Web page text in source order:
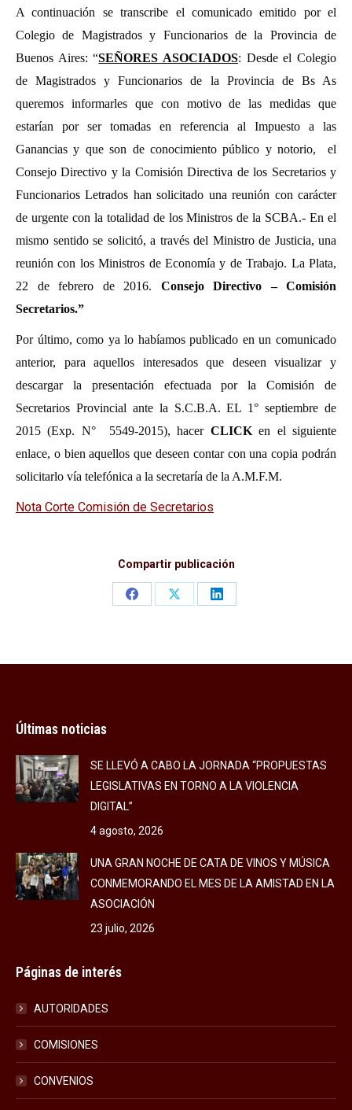
A continuación se transcribe el comunicado emitido por el
Colegio de Magistrados y Funcionarios de la Provincia de
Buenos Aires: “SEÑORES ASOCIADOS: Desde el Colegio
de Magistrados y Funcionarios de la Provincia de Bs As
queremos informarles que con motivo de las medidas que
estarían por ser tomadas en referencia al Impuesto a las
Ganancias y que son de conocimiento público y notorio, el
Consejo Directivo y la Comisión Directiva de los Secretarios y
Funcionarios Letrados han solicitado una reunión con carácter
de urgente con la totalidad de los Ministros de la SCBA.- En el
mismo sentido se solicitó, a través del Ministro de Justicia, una
reunión con los Ministros de Economía y de Trabajo. La Plata,
22 de febrero de 2016. Consejo Directivo – Comisión
Secretarios.”
Por último, como ya lo habíamos publicado en un comunicado
anterior, para aquellos interesados que deseen visualizar y
descargar la presentación efectuada por la Comisión de
Secretarios Provincial ante la S.C.B.A. EL 1° septiembre de
2015 (Exp. N°
5549-2015), hacer CLICKen el siguiente
enlace, o bien aquellos que deseen contar con una copia podrán
solicitarlo vía telefónica a la secretaría de la A.M.F.M.
Nota Corte Comisión de Secretarios
Compartir publicación
Share
Share
Share
Últimas noticias
SE LLEVÓ A CABO LA JORNADA “PROPUESTAS
LEGISLATIVAS EN TORNO A LA VIOLENCIA
DIGITAL”
4 agosto, 2026
UNA GRAN NOCHE DE CATA DE VINOS Y MÚSICA
CONMEMORANDO EL MES DE LA AMISTAD EN LA
ASOCIACIÓN
23 julio, 2026
Páginas de interés
AUTORIDADES
COMISIONES
CONVENIOS